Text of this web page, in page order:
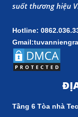
suốt thương hiệu
Hotline:
Tầng 6 Tòa nhà